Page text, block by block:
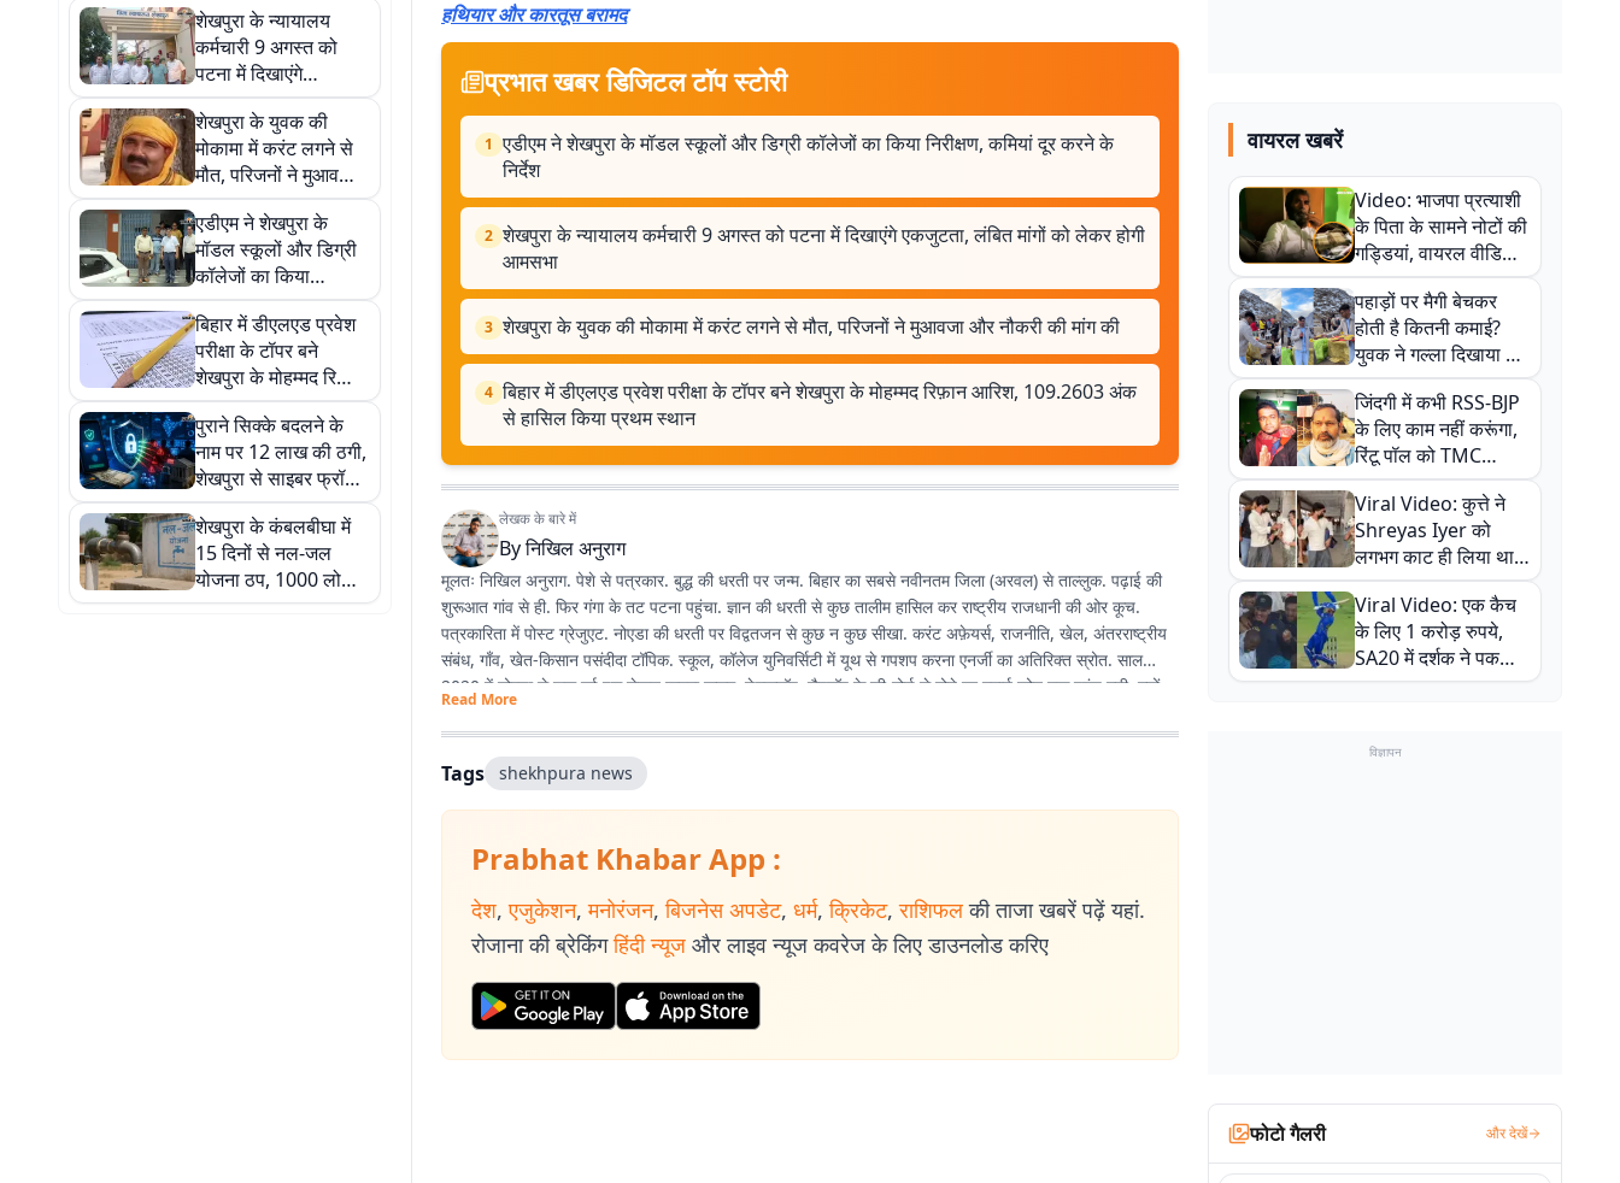
शेखपुरा के न्यायालय
कर्मचारी 9 अगस्त को
पटना में दिखाएंगे
एकजुटता, लंबित मांगों को
लेकर होगी आमसभा
शेखपुरा के युवक की
मोकामा में करंट लगने से
मौत, परिजनों ने मुआवजा
और नौकरी की मांग की
एडीएम ने शेखपुरा के
मॉडल स्कूलों और डिग्री
कॉलेजों का किया
निरीक्षण, कमियां दूर करने
के निर्देश
बिहार में डीएलएड प्रवेश
परीक्षा के टॉपर बने
शेखपुरा के मोहम्मद रिफ़ान
आरिश, 109.2603 अंक
से हासिल किया प्रथम
स्थान
पुराने सिक्के बदलने के
नाम पर 12 लाख की ठगी,
शेखपुरा से साइबर फ्रॉड
गिरफ्तार; दिल्ली ले गई
पुलिस
शेखपुरा के कंबलबीघा में
15 दिनों से नल-जल
योजना ठप, 1000 लोगों
के सामने पेयजल संकट
हथियार और कारतूस बरामद
प्रभात खबर डिजिटल टॉप स्टोरी
1 एडीएम ने शेखपुरा के मॉडल स्कूलों और डिग्री कॉलेजों का किया निरीक्षण, कमियां दूर करने के
निर्देश
2 शेखपुरा के न्यायालय कर्मचारी 9 अगस्त को पटना में दिखाएंगे एकजुटता, लंबित मांगों को लेकर होगी
आमसभा
3 शेखपुरा के युवक की मोकामा में करंट लगने से मौत, परिजनों ने मुआवजा और नौकरी की मांग की
4 बिहार में डीएलएड प्रवेश परीक्षा के टॉपर बने शेखपुरा के मोहम्मद रिफ़ान आरिश, 109.2603 अंक
से हासिल किया प्रथम स्थान
लेखक के बारे में
Byनिखिल अनुराग
मूलतः निखिल अनुराग. पेशे से पत्रकार. बुद्ध की धरती पर जन्म. बिहार का सबसे नवीनतम जिला (अरवल) से ताल्लुक. पढ़ाई की
शुरूआत गांव से ही. फिर गंगा के तट पटना पहुंचा. ज्ञान की धरती से कुछ तालीम हासिल कर राष्ट्रीय राजधानी की ओर कूच.
पत्रकारिता में पोस्ट ग्रेजुएट. नोएडा की धरती पर विद्वतजन से कुछ न कुछ सीखा. करंट अफ़ेयर्स, राजनीति, खेल, अंतरराष्ट्रीय
संबंध, गाँव, खेत-किसान पसंदीदा टॉपिक. स्कूल, कॉलेज युनिवर्सिटी में यूथ से गपशप करना एनर्जी का अतिरिक्त स्रोत. साल
2020 में नोएडा से शुरू हुई इस लेखन यात्रा कलम, डेस्कटॉप, लैपटॉप के की-बोर्ड से होते हुए स्मार्ट फोन तक पहुंच गयी. ज्यों-
ज्यों उम्र बढ़ रही है, सीखने, पढ़ने, लिखने की भूख भी बढ़ रही है.
Read More
Tags shekhpura news
Prabhat Khabar App :
देश, एजुकेशन, मनोरंजन, बिजनेस अपडेट, धर्म, क्रिकेट, राशिफल की ताजा खबरें पढ़ें यहां.
रोजाना की ब्रेकिंग हिंदी न्यूज और लाइव न्यूज कवरेज के लिए डाउनलोड करिए
वायरल खबरें
Video: भाजपा प्रत्याशी
के पिता के सामने नोटों की
गड्डियां, वायरल वीडियो
से राजनीति में उबाल,
अजित महतो बोले- TMC
की गंदी चाल
पहाड़ों पर मैगी बेचकर
होती है कितनी कमाई?
युवक ने गल्ला दिखाया तो
नौकरी वालों के खड़े हो गए
कान
जिंदगी में कभी RSS-BJP
के लिए काम नहीं करूंगा,
रिंटू पॉल को TMC
ऑफिस में ले जाकर पीटा,
Video वायरल
Viral Video: कुत्ते ने
Shreyas Iyer को
लगभग काट ही लिया था,
न्यूजीलैंड सीरीज से पहले
बाल-बाल बचे
Viral Video: एक कैच
के लिए 1 करोड़ रुपये,
SA20 में दर्शक ने पकड़ा
एक हाथ से गजब का कैच
विज्ञापन
फोटो गैलरी और देखें